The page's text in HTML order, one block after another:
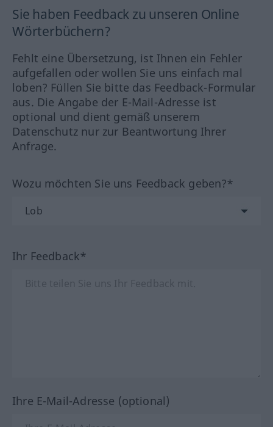
Sie haben Feedback zu unseren Online
Wörterbüchern?
Fehlt eine Übersetzung, ist Ihnen ein Fehler
aufgefallen oder wollen Sie uns einfach mal
loben? Füllen Sie bitte das Feedback-Formular
aus. Die Angabe der E-Mail-Adresse ist
optional und dient gemäß unserem
Datenschutz nur zur Beantwortung Ihrer
Anfrage.
Wozu möchten Sie uns Feedback geben?*
Ihr Feedback*
Ihre E-Mail-Adresse (optional)